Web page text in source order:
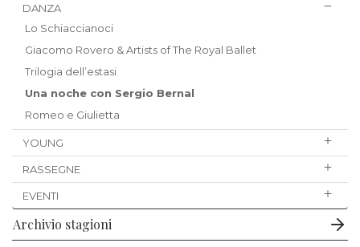
DANZA
Lo Schiaccianoci
Giacomo Rovero & Artists of The Royal Ballet
Trilogia dell’estasi
Una noche con Sergio Bernal
Romeo e Giulietta
YOUNG
RASSEGNE
EVENTI
Archivio stagioni